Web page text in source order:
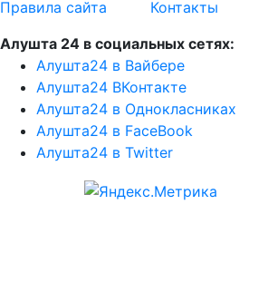
Правила сайта
Контакты
Алушта 24 в социальных сетях:
Алушта24 в Вайбере
Алушта24 ВКонтакте
Алушта24 в Однокласниках
Алушта24 в FaceBook
Алушта24 в Twitter